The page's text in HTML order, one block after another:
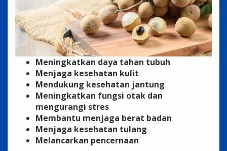
Meningkatkan daya tahan tubuh
Menjaga kesehatan kulit
Mendukung kesehatan jantung
Meningkatkan fungsi otak dan
mengurangi stres
Membantu menjaga berat badan
Menjaga kesehatan tulang
Melancarkan pencernaan